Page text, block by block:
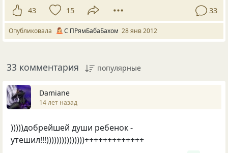
43 15 33
Опубликовала С ПРямБабаБахом 28 янв 2012
33 комментария популярные
Damiane
14 лет назад
)))))добрейшей души ребенок -
утешил!!!)))))))))))))))+++++++++++++